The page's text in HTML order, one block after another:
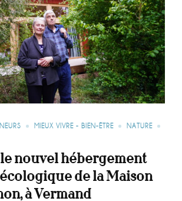
MIEUX VIVRE - BIEN-ÊTRE
NATURE
nouvel hébergement
de la Maison
à Vermand